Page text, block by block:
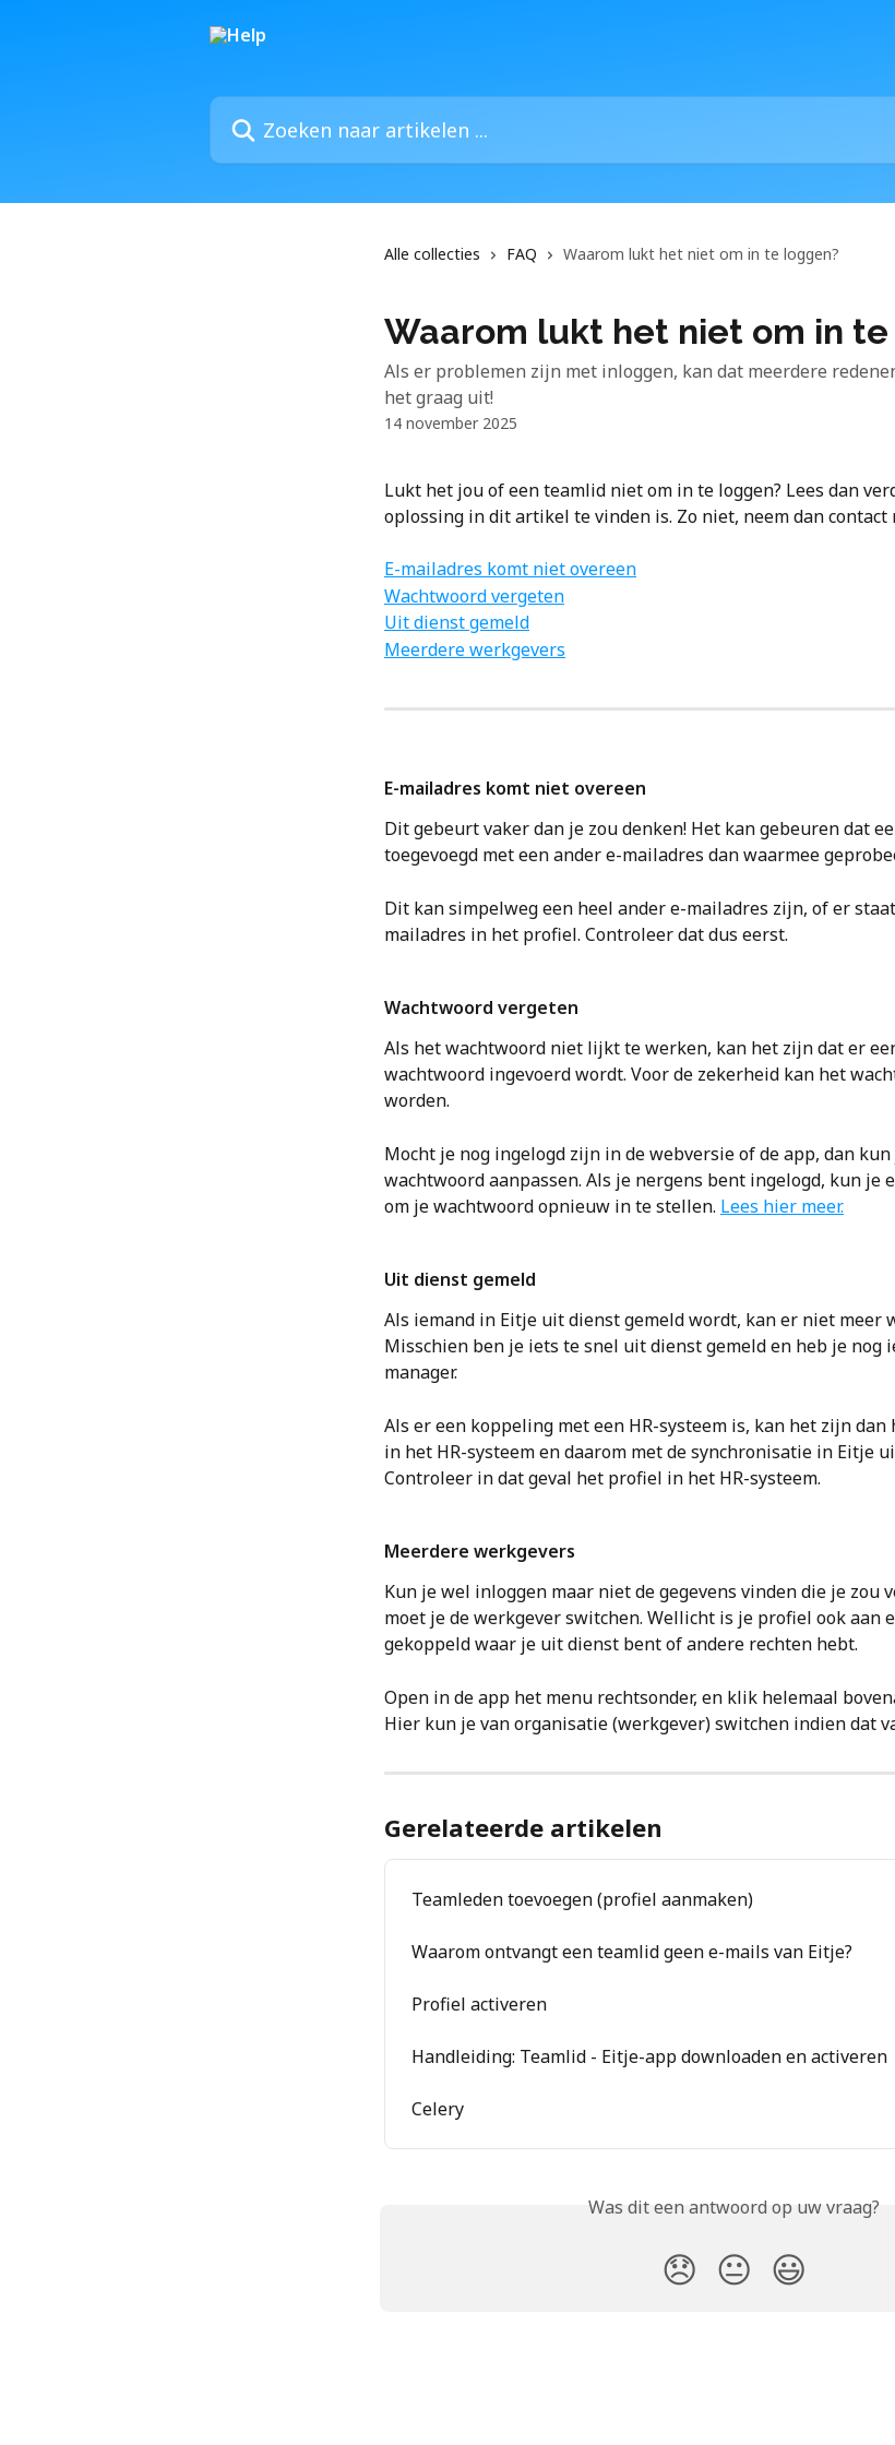
Zoeken naar artikelen ...
Alle collecties FAQ Waarom lukt het niet om in te loggen?
Waarom lukt het niet om in te
Als er problemen zijn met inloggen, kan dat meerdere
het graag uit!
14 november 2025
Lukt het jou of een teamlid niet om in te loggen? Lees dan
oplossing in dit artikel te vinden is. Zo niet, neem dan contact
E-mailadres komt niet overeen
Wachtwoord vergeten
Uit dienst gemeld
Meerdere werkgevers
E-mailadres komt niet overeen
Dit gebeurt vaker dan je zou denken! Het kan gebeuren dat
toegevoegd met een ander e-mailadres dan waarmee
Dit kan simpelweg een heel ander e-mailadres zijn, of er
mailadres in het profiel. Controleer dat dus eerst.
Wachtwoord vergeten
Als het wachtwoord niet lijkt te werken, kan het zijn dat er
wachtwoord ingevoerd wordt. Voor de zekerheid kan het
worden.
Mocht je nog ingelogd zijn in de webversie of de app, dan
wachtwoord aanpassen. Als je nergens bent ingelogd, kun je
om je wachtwoord opnieuw in te stellen. Lees hier meer.
Uit dienst gemeld
Als iemand in Eitje uit dienst gemeld wordt, kan er niet meer
Misschien ben je iets te snel uit dienst gemeld en heb je nog
manager.
Als er een koppeling met een HR-systeem is, kan het zijn
in het HR-systeem en daarom met de synchronisatie in Eitje
Controleer in dat geval het profiel in het HR-systeem.
Meerdere werkgevers
Kun je wel inloggen maar niet de gegevens vinden die je zou
moet je de werkgever switchen. Wellicht is je profiel ook aan
gekoppeld waar je uit dienst bent of andere rechten hebt.
Open in de app het menu rechtsonder, en klik helemaal
Hier kun je van organisatie (werkgever) switchen indien dat
Gerelateerde artikelen
Teamleden toevoegen (profiel aanmaken)
Waarom ontvangt een teamlid geen e-mails van Eitje?
Profiel activeren
Handleiding: Teamlid - Eitje-app downloaden en activeren
Celery
Was dit een antwoord op uw vraag?
😞 😐 😃